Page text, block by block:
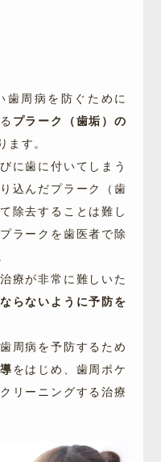
歯周病を防ぐために
プラーク（歯垢）の
ます。
に歯に付いてしまう
込んだプラーク（歯
除去することは難し
ラークを歯医者で除
療が非常に難しいた
らないように予防を
周病を予防するため
をはじめ、歯周ポケ
リーニングする治療